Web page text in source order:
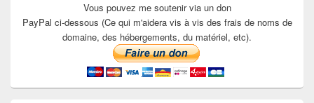
Vous pouvez me soutenir via un don
PayPal ci-dessous (Ce qui m'aidera vis à vis des frais de noms de
domaine, des hébergements, du matériel, etc).